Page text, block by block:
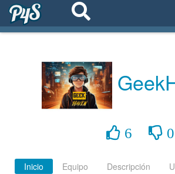
EMPRESAS
NETWORKING
6 0
Inicio Equipo Descripción